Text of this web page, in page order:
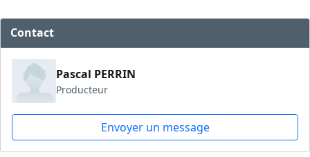
Contact
Pascal PERRIN
Producteur
Envoyer un message